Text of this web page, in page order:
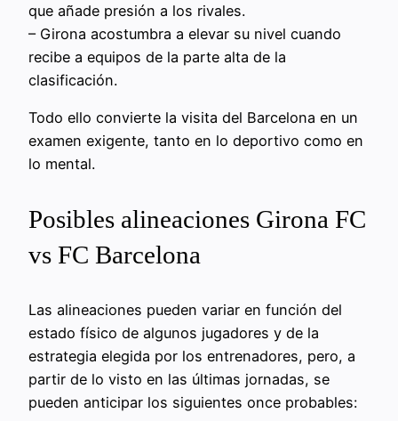
que añade presión a los rivales.
– Girona acostumbra a elevar su nivel cuando
recibe a equipos de la parte alta de la
clasificación.
Todo ello convierte la visita del Barcelona en un
examen exigente, tanto en lo deportivo como en
lo mental.
Posibles alineaciones Girona FC
vs FC Barcelona
Las alineaciones pueden variar en función del
estado físico de algunos jugadores y de la
estrategia elegida por los entrenadores, pero, a
partir de lo visto en las últimas jornadas, se
pueden anticipar los siguientes once probables: